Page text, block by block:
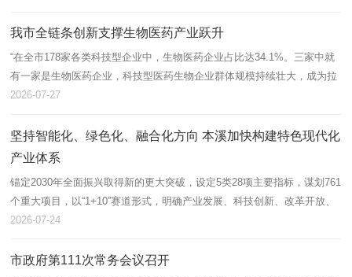
我市全链条创新支撑生物医药产业跃升
“在全市178家各类科技型企业中，生物医药企业占比达34.1%。三家中就
有一家是生物医药企业，科技型医药生物企业群体规模持续壮大，成为拉
动全市经济高质量发展新的增长极。”这是近日记者在市科技局采访中了解
2026-07-27
坚持智能化、绿色化、融合化方向 本溪加快构建特色现代化
产业体系
锚定2030年全面振兴取得新的更大突破，设定5类28项主要指标，谋划761
个重大项目，以“1+10”赛道形式，明确产业发展、科技创新、改革开放、
绿色发展、民生保障等11个领域的工作思路和重点任务。7月23日，“开局
2026-07-24
市政府第111次常务会议召开